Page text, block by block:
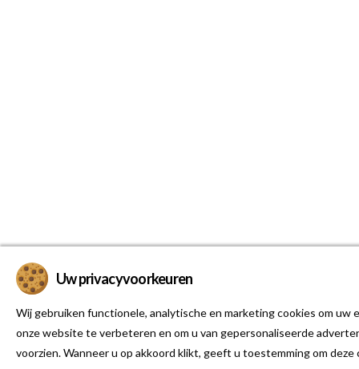
Uw privacyvoorkeuren
Wij gebruiken functionele, analytische en marketing cookies om uw
onze website te verbeteren en om u van gepersonaliseerde
voorzien. Wanneer u op akkoord klikt, geeft u toestemming om deze